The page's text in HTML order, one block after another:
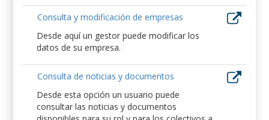
Consulta y modificación de empresas
Desde aquí un gestor puede modificar los
datos de su empresa.
Consulta de noticias y documentos
Desde esta opción un usuario puede
consultar las noticias y documentos